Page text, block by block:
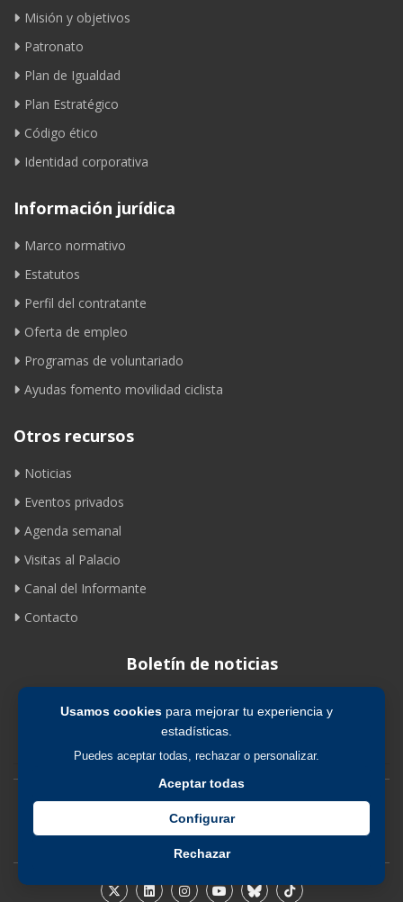
Usamos cookiespara mejorar tu experiencia y
estadísticas.
Puedes aceptar todas, rechazar o personalizar.
Aceptar todas
Configurar
Rechazar
Misión y objetivos
Patronato
Plan de Igualdad
Plan Estratégico
Código ético
Identidad corporativa
Información jurídica
Marco normativo
Estatutos
Perfil del contratante
Oferta de empleo
Programas de voluntariado
Ayudas fomento movilidad ciclista
Otros recursos
Noticias
Eventos privados
Agenda semanal
Visitas al Palacio
Canal del Informante
Contacto
Boletín de noticias
Suscribirse
Avíso legal | Política de privacidad | Política de cookies